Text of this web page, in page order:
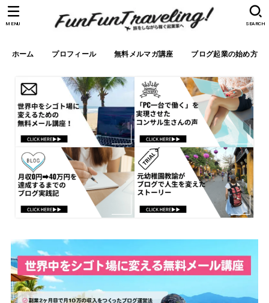
ホーム プロフィール 無料メルマガ講座 ブログ起業の始め方
SEARCH
MENU